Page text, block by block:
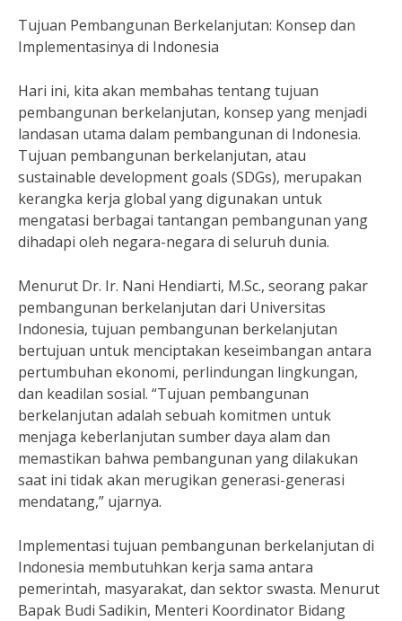
Tujuan Pembangunan Berkelanjutan: Konsep dan
Implementasinya di Indonesia
Hari ini, kita akan membahas tentang tujuan
pembangunan berkelanjutan, konsep yang menjadi
landasan utama dalam pembangunan di Indonesia.
Tujuan pembangunan berkelanjutan, atau
sustainable development goals (SDGs), merupakan
kerangka kerja global yang digunakan untuk
mengatasi berbagai tantangan pembangunan yang
dihadapi oleh negara-negara di seluruh dunia.
Menurut Dr. Ir. Nani Hendiarti, M.Sc., seorang pakar
pembangunan berkelanjutan dari Universitas
Indonesia, tujuan pembangunan berkelanjutan
bertujuan untuk menciptakan keseimbangan antara
pertumbuhan ekonomi, perlindungan lingkungan,
dan keadilan sosial. “Tujuan pembangunan
berkelanjutan adalah sebuah komitmen untuk
menjaga keberlanjutan sumber daya alam dan
memastikan bahwa pembangunan yang dilakukan
saat ini tidak akan merugikan generasi-generasi
mendatang,” ujarnya.
Implementasi tujuan pembangunan berkelanjutan di
Indonesia membutuhkan kerja sama antara
pemerintah, masyarakat, dan sektor swasta. Menurut
Bapak Budi Sadikin, Menteri Koordinator Bidang